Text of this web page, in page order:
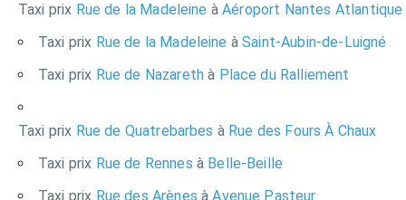
Taxi prix Rue de la Madeleine à Aéroport Nantes Atlantique
Taxi prix Rue de la Madeleine à Saint-Aubin-de-Luigné
Taxi prix Rue de Nazarethà Place du Ralliement
Taxi prix Rue de Quatrebarbes à Rue des Fours À Chaux
Taxi prix Rue de Rennes à Belle-Beille
Taxi prix Rue des Arènesà Avenue Pasteur